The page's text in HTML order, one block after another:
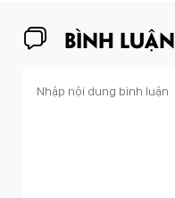
BÌNH LUẬN